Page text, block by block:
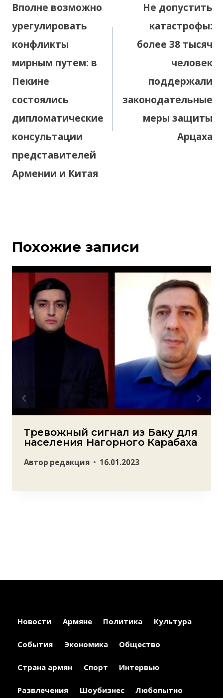
записям
Вполне возможно
урегулировать
конфликты
мирным путем: в
Пекине
состоялись
дипломатические
консультации
представителей
Армении и Китая
Не допустить
катастрофы:
более 38 тысяч
человек
поддержали
законодательные
меры защиты
Арцаха
Похожие записи
Тревожный сигнал из Баку для
населения Нагорного Карабаха
Автор редакция 16.01.2023
Новости Армяне Политика Культура
События Экономика Общество
Страна армян Спорт Интервью
Развлечения Шоубизнес Любопытно